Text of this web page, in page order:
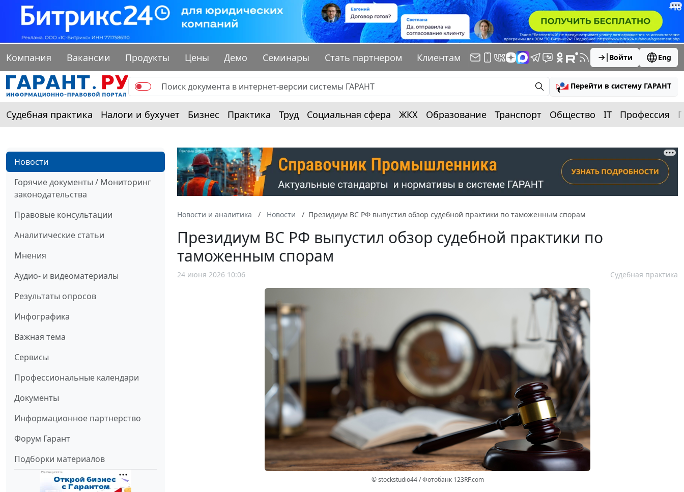
Компания Вакансии Продукты Цены Демо Семинары Стать партнером Клиентам Войти Eng
Перейти в систему ГАРАНТ
Судебная практика Налоги и бухучет Бизнес Практика Труд Социальная сфера ЖКХ Образование Транспорт Общество IT Профессия
Новости
Горячие документы / Мониторинг
законодательства
Правовые консультации
Аналитические статьи
Мнения
Аудио- и видеоматериалы
Результаты опросов
Инфографика
Важная тема
Сервисы
Профессиональные календари
Документы
Информационное партнерство
Форум Гарант
Подборки материалов
Новости и аналитика Новости Президиум ВС РФ выпустил обзор судебной практики по таможенным спорам
Президиум ВС РФ выпустил обзор судебной практики по
таможенным спорам
24 июня 2026 10:06 Судебная практика
© stockstudio44 / Фотобанк 123RF.com